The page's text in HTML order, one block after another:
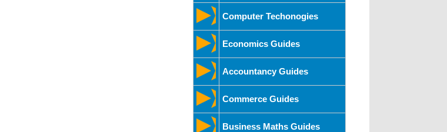
Computer Techonogies
Economics Guides
Accountancy Guides
Commerce Guides
Business Maths Guides